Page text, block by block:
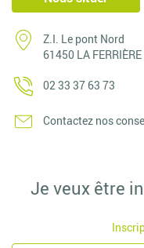
Z.I. Le pont Nord
61450 LA
02 33 37 63 73
Contactez nos
Je veux être